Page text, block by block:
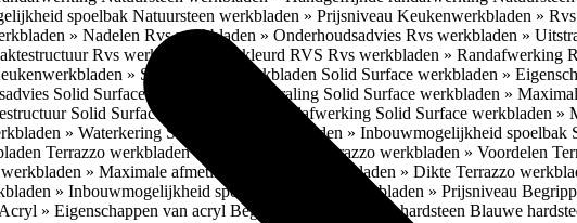
spoelbak Natuursteen werkbladen » Prijsniveau Keukenwerkbladen »
» Nadelen Rvs werkbladen » Onderhoudsadvies Rvs werkbladen »
Rvs werkbladen » Gekleurd RVS Rvs werkbladen » Randafwerking
» Solid Surface werkbladen Solid Surface werkbladen »
Solid Surface werkbladen » Uitstraling Solid Surface werkbladen »
Solid Surface werkbladen » Randafwerking Solid Surface werkbladen »
» WaterkeringSolid Surface werkbladen » Inbouwmogelijkheid spoelbak
Terrazzo werkbladen » Eigenschappen Terrazzo werkbladen » Voordelen
» Maximale afmetingen Terrazzo werkbladen » Dikte Terrazzo
» Inbouwmogelijkheid spoelbak Terrazzo werkbladen » Prijsniveau
Acryl » Eigenschappen van acryl Begrippenlijst » Blauwe hardsteen Blauwe